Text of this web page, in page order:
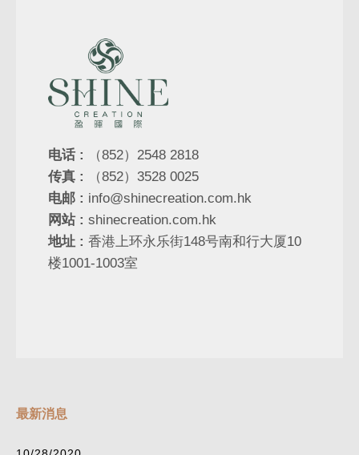
电话 :
（852）2548 2818
传真 :
（852）3528 0025
电邮 : info@shinecreation.com.hk
网站 : shinecreation.com.hk
地址 : 香港上环永乐街148号南和行大厦10
楼1001-1003室
最新消息